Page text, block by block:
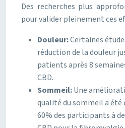
Des recherches plus
pour valider pleinement ces
Douleur:Certaines
réduction de la douleur
patients après 8
CBD.
Sommeil:Une
qualité du sommeil a été
60% des participants à